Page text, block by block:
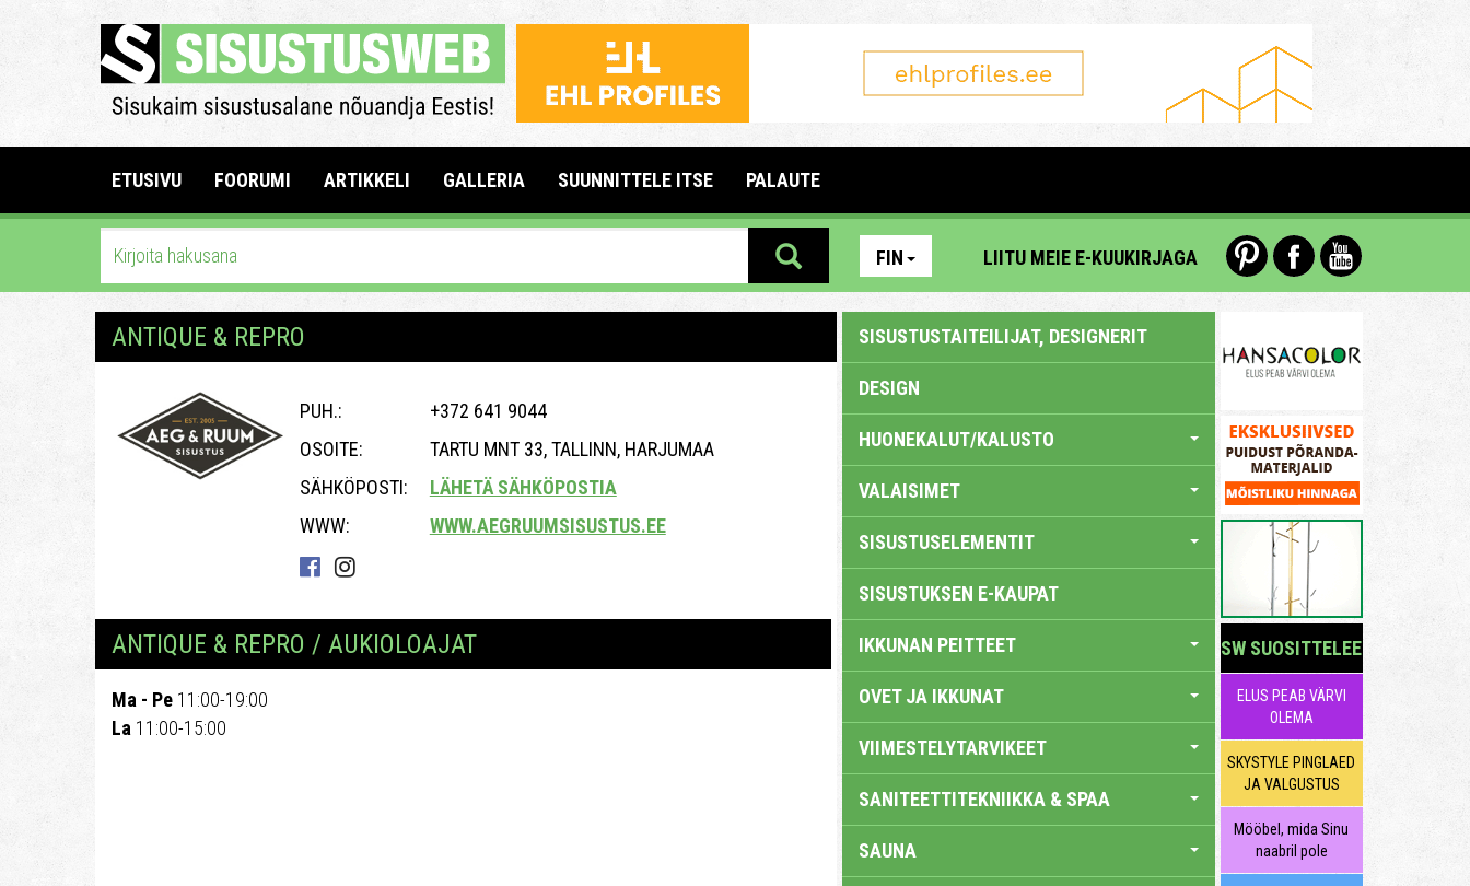
ETUSIVU FOORUMI ARTIKKELI GALLERIA SUUNNITTELE ITSE PALAUTE
FIN LIITU MEIE E-KUUKIRJAGA
ANTIQUE & REPRO
PUH.:
+372 641 9044
OSOITE:
TARTU MNT 33, TALLINN, HARJUMAA
SÄHKÖPOSTI:
LÄHETÄ SÄHKÖPOSTIA
WWW:
WWW.AEGRUUMSISUSTUS.EE
ANTIQUE & REPRO / AUKIOLOAJAT
Ma - Pe 11:00-19:00
La 11:00-15:00
SISUSTUSTAITEILIJAT, DESIGNERIT
DESIGN
HUONEKALUT/KALUSTO
VALAISIMET
SISUSTUSELEMENTIT
SISUSTUKSEN E-KAUPAT
IKKUNAN PEITTEET
OVET JA IKKUNAT
VIIMESTELYTARVIKEET
SANITEETTITEKNIIKKA & SPAA
SAUNA
SW SUOSITTELEE
ELUS PEAB VÄRVI
OLEMA
SKYSTYLE PINGLAED
JA VALGUSTUS
Mööbel, mida Sinu
naabril pole